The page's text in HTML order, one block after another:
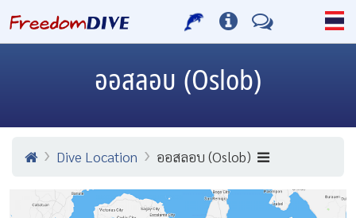
ออสลอบ (Oslob)
Dive Location ออสลอบ (Oslob)